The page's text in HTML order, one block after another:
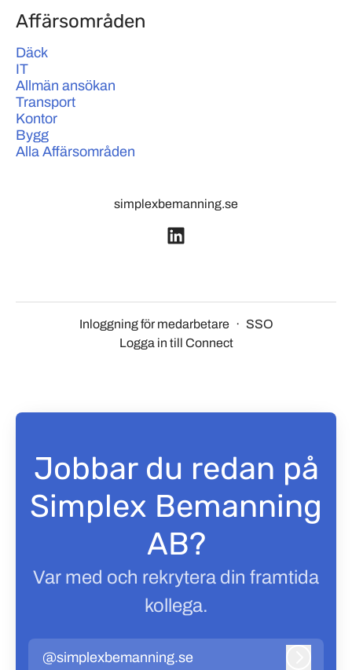
Affärsområden
Däck
IT
Allmän ansökan
Transport
Kontor
Bygg
Alla Affärsområden
simplexbemanning.se
Inloggning för medarbetare · SSO
Logga in till Connect
Jobbar du redan på
Simplex Bemanning
AB?
Var med och rekrytera din framtida
kollega.
@simplexbemanning.se